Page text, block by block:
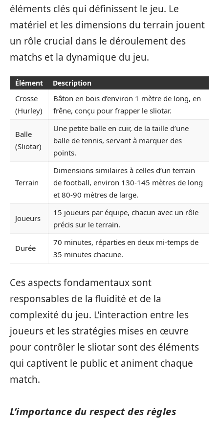
éléments clés qui définissent le jeu. Le
matériel et les dimensions du terrain jouent
un rôle crucial dans le déroulement des
matchs et la dynamique du jeu.
Élément Description
Crosse
(Hurley)
Bâton en bois d’environ 1 mètre de long, en
frêne, conçu pour frapper le sliotar.
Balle
(Sliotar)
Une petite balle en cuir, de la taille d’une
balle de tennis, servant à marquer des
points.
Terrain
Dimensions similaires à celles d’un terrain
de football, environ 130-145 mètres de long
et 80-90 mètres de large.
Joueurs
15 joueurs par équipe, chacun avec un rôle
précis sur le terrain.
Durée
70 minutes, réparties en deux mi-temps de
35 minutes chacune.
Ces aspects fondamentaux sont
responsables de la fluidité et de la
complexité du jeu. L’interaction entre les
joueurs et les stratégies mises en œuvre
pour contrôler le sliotar sont des éléments
qui captivent le public et animent chaque
match.
L’importance du respect des règles